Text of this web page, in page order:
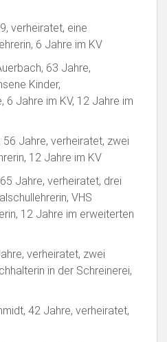
verheiratet, eine
6 Jahre im KV
63 Jahre,
Kinder,
6 Jahre im KV, 12 Jahre im
Jahre, verheiratet, zwei
12 Jahre im KV
Jahre, verheiratet, drei
VHS
12 Jahre im erweiterten
verheiratet, zwei
in der Schreinerei,
42 Jahre, verheiratet,